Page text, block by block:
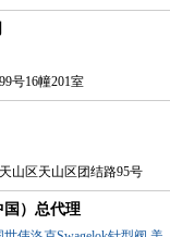
号16幢201室
山区天山区团结路95号
国）总代理